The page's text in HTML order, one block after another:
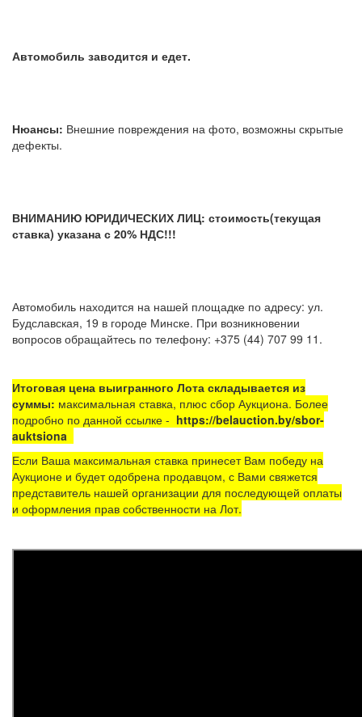
Автомобиль заводится и едет.
Нюансы: Внешние повреждения на фото, возможны скрытые
дефекты.
ВНИМАНИЮ ЮРИДИЧЕСКИХ ЛИЦ: стоимость(текущая
ставка) указана с 20% НДС!!!
Автомобиль находится на нашей площадке по адресу: ул.
Будславская, 19 в городе Минске. При возникновении
вопросов обращайтесь по телефону: +375 (44) 707 99 11.
Итоговая цена выигранного Лота складывается из
суммы: максимальная ставка, плюс сбор Аукциона. Более
подробно по данной ссылке - https://belauction.by/sbor-
auktsiona
Если Ваша максимальная ставка принесет Вам победу на
Аукционе и будет одобрена продавцом, с Вами свяжется
представитель нашей организации для последующей оплаты
и оформления прав собственности на Лот.